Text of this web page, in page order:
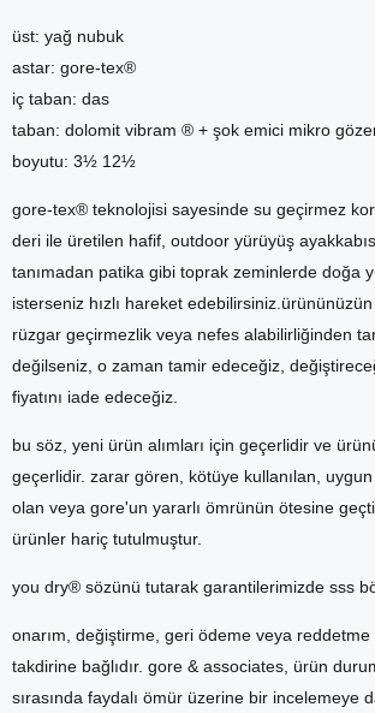
üst: yağ nubuk
astar: gore-tex®
iç taban: das
taban: dolomit vibram ® + şok emici mikro
boyutu: 3½ 12½
gore-tex® teknolojisi sayesinde su geçirmez
deri ile üretilen hafif, outdoor yürüyüş
tanımadan patika gibi toprak zeminlerde doğa
isterseniz hızlı hareket
rüzgar geçirmezlik veya nefes alabilirliğinden
değilseniz, o zaman tamir edeceğiz,
fiyatını iade edeceğiz.
bu söz, yeni ürün alımları için geçerlidir ve
geçerlidir. zarar gören, kötüye kullanılan,
olan veya gore'un yararlı ömrünün ötesine
ürünler hariç tutulmuştur.
you dry® sözünü tutarak garantilerimizde sss
onarım, değiştirme, geri ödeme veya reddetme
takdirine bağlıdır. gore & associates, ürün
sırasında faydalı ömür üzerine bir incelemeye